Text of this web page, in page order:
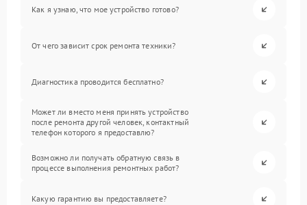
Как я узнаю, что мое устройство готово?
От чего зависит срок ремонта техники?
Диагностика проводится бесплатно?
Может ли вместо меня принять устройство
после ремонта другой человек, контактный
телефон которого я предоставлю?
Возможно ли получать обратную связь в
процессе выполнения ремонтных работ?
Какую гарантию вы предоставляете?